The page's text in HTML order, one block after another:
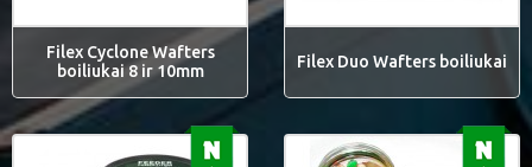
Filex Cyclone Wafters
boiliukai 8 ir 10mm
Filex Duo Wafters boiliukai